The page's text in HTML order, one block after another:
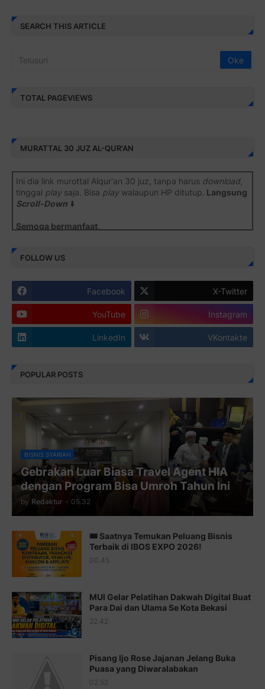
SEARCH THIS ARTICLE
TOTAL PAGEVIEWS
MURATTAL 30 JUZ AL-QUR'AN
Ini dia link murottal Alqur'an 30 juz, tanpa harus download,
tinggal playsaja. Bisa playwalaupun HP ditutup. Langsung
Scroll-Down ⬇️
Semoga bermanfaat
Juz 1 ⇨
Juz 3 ⇨ http://j.mp/2bFSrtF
Juz 4 ⇨ http://j.mp/2b8SXi3
Juz 5 ⇨ http://j.mp/2b8RZm3
Juz 9 ⇨ http://j.mp/2byr1bu
Juz 10 ⇨http://j.mp/2bHfyUH
Juz 11 ⇨http://j.mp/2bHf80y
Juz 13 ⇨http://j.mp/2bFTiKQ
Juz 14 ⇨http://j.mp/2b8SUTA
Juz 15 ⇨http://j.mp/2bFRQIM
Juz 17 ⇨http://j.mp/2brHsFz
Juz 18 ⇨http://j.mp/2b8SCfc
http://j.mp/2bFSq95
http://j.mp/2brI1zc
FOLLOW US
Facebook X-Twitter
YouTube Instagram
LinkedIn VKontakte
POPULAR POSTS
BISNIS SYARIAH
Gebrakan Luar Biasa Travel Agent HIA
dengan Program Bisa Umroh Tahun Ini
by Redaktur - 05.32
🎟️ Saatnya Temukan Peluang Bisnis
Terbaik di IBOS EXPO 2026!
00.45
MUI Gelar Pelatihan Dakwah Digital Buat
Para Dai dan Ulama Se Kota Bekasi
22.42
Pisang Ijo Rose Jajanan Jelang Buka
Puasa yang Diwaralabakan
02.52